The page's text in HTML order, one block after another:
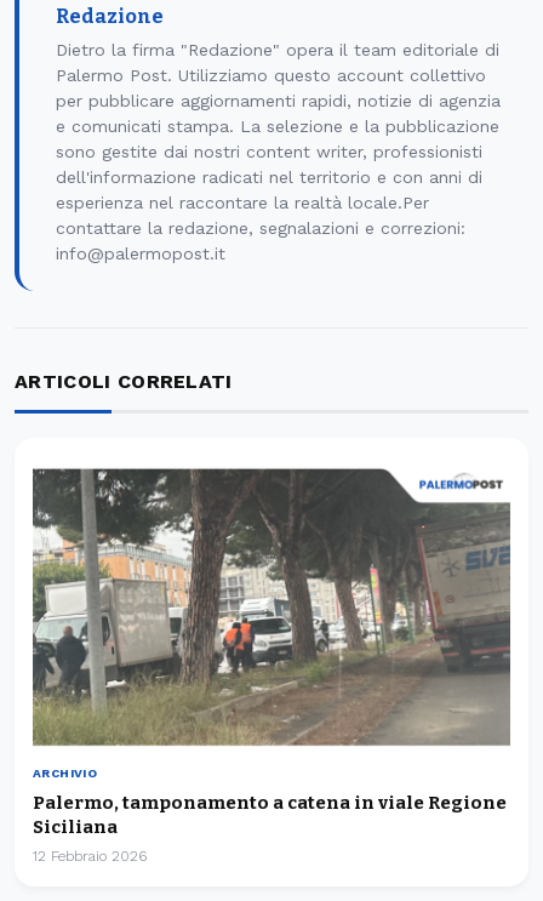
Redazione
Dietro la firma "Redazione" opera il team editoriale di
Palermo Post. Utilizziamo questo account collettivo
per pubblicare aggiornamenti rapidi, notizie di agenzia
e comunicati stampa. La selezione e la pubblicazione
sono gestite dai nostri content writer, professionisti
dell'informazione radicati nel territorio e con anni di
esperienza nel raccontare la realtà locale.Per
contattare la redazione, segnalazioni e correzioni:
info@palermopost.it
ARTICOLI CORRELATI
ARCHIVIO
Palermo, tamponamento a catena in viale Regione
Siciliana
12 Febbraio 2026